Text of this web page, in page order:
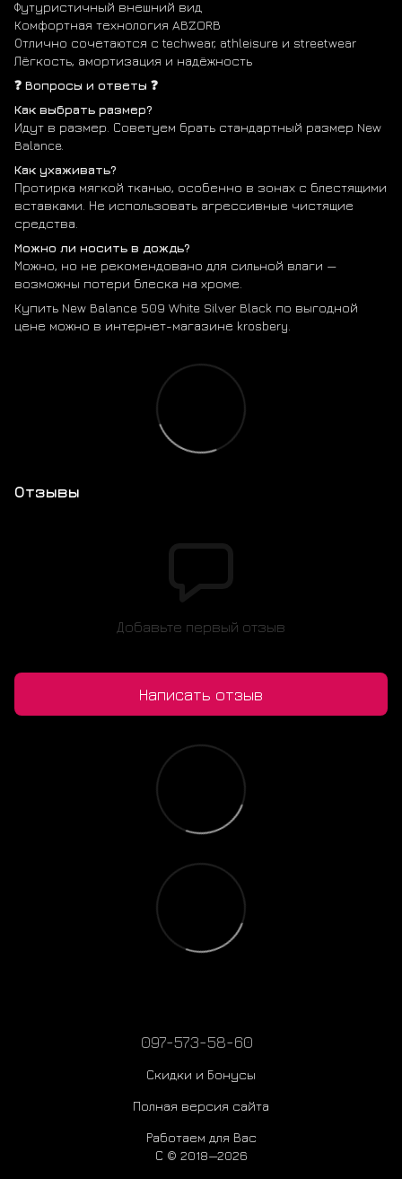
Футуристичный внешний вид
Комфортная технология ABZORB
Отлично сочетаются с techwear, athleisure и streetwear
Лёгкость, амортизация и надёжность
❓ Вопросы и ответы ❓
Как выбрать размер?
Идут в размер. Советуем брать стандартный размер New
Balance.
Как ухаживать?
Протирка мягкой тканью, особенно в зонах с блестящими
вставками. Не использовать агрессивные чистящие
средства.
Можно ли носить в дождь?
Можно, но не рекомендовано для сильной влаги —
возможны потери блеска на хроме.
Купить New Balance 509 White Silver Black по выгодной
цене можно в интернет-магазине krosbery.
Отзывы
Добавьте первый отзыв
Написать отзыв
097-573-58-60
Скидки и Бонусы
Полная версия сайта
Работаем для Вас
С © 2018—2026